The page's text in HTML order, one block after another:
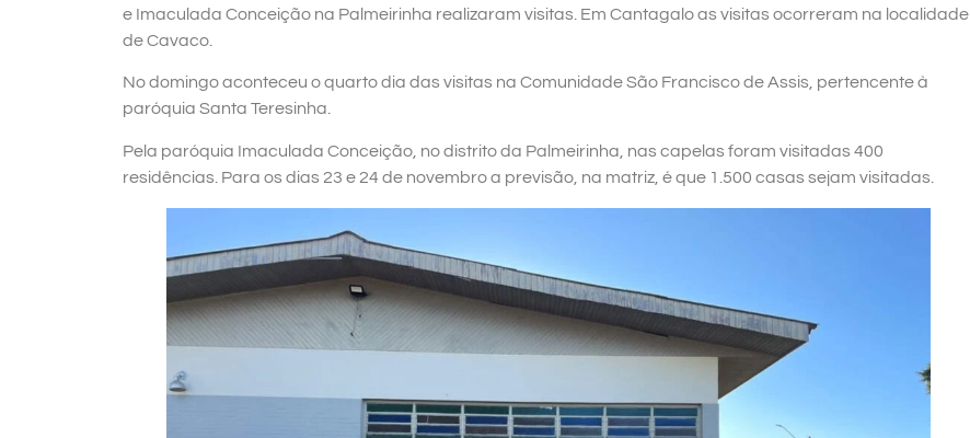
e Imaculada Conceição na Palmeirinha realizaram visitas. Em Cantagalo as visitas ocorreram na localidade
de Cavaco.
No domingo aconteceu o quarto dia das visitas na Comunidade São Francisco de Assis, pertencente à
paróquia Santa Teresinha.
Pela paróquia Imaculada Conceição, no distrito da Palmeirinha, nas capelas foram visitadas 400
residências. Para os dias 23 e 24 de novembro a previsão, na matriz, é que 1.500 casas sejam visitadas.